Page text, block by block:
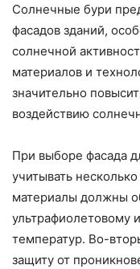
Солнечные бури
фасадов зданий,
солнечной
материалов и
значительно
воздействию
При выборе фасада
учитывать
материалы должны
ультрафиолетовому
температур. Во-
защиту от